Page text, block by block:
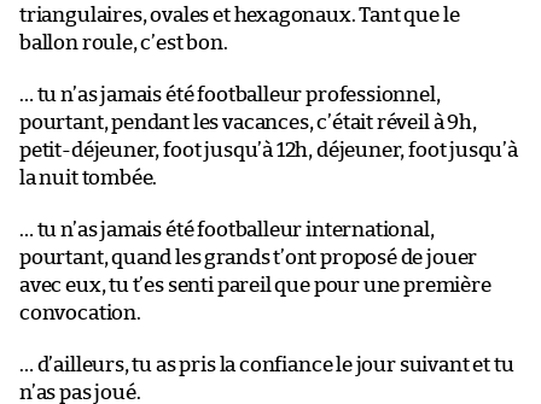
triangulaires, ovales et hexagonaux. Tant que le
ballon roule, c’est bon.
… tu n’as jamais été footballeur professionnel,
pourtant, pendant les vacances, c’était réveil à 9h,
petit-déjeuner, foot jusqu’à 12h, déjeuner, foot jusqu’à
la nuit tombée.
… tu n’as jamais été footballeur international,
pourtant, quand les grands t’ont proposé de jouer
avec eux, tu t’es senti pareil que pour une première
convocation.
… d’ailleurs, tu as pris la confiance le jour suivant et tu
n’as pas joué.